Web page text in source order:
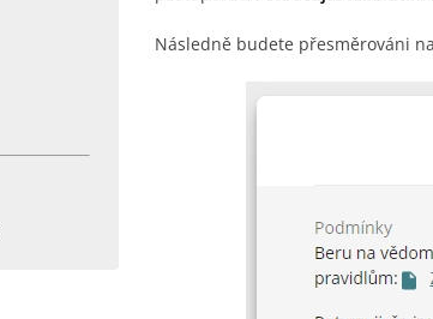
Následně budete přesměrováni